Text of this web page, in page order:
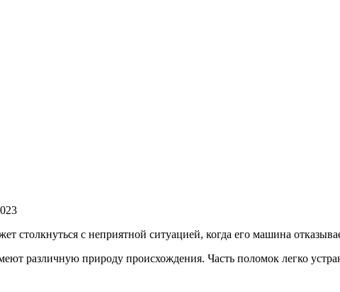
столкнуться с неприятной ситуацией, когда его машина
различную природу происхождения. Часть поломок легко